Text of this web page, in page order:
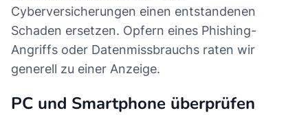
Cyberversicherungen einen entstandenen
Schaden ersetzen. Opfern eines Phishing-
Angriffs oder Datenmissbrauchs raten wir
generell zu einer Anzeige.
PC und Smartphone überprüfen